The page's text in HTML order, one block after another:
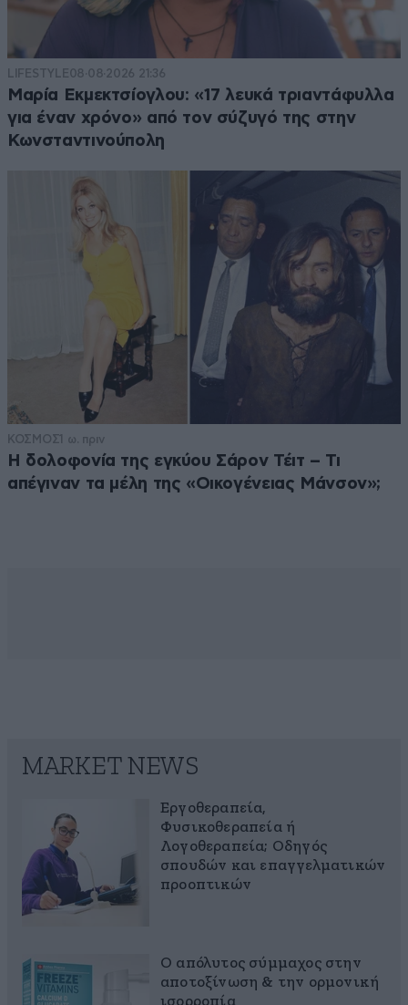
LIFESTYLE08·08·2026 21:36
Μαρία Εκμεκτσίογλου: «17 λευκά τριαντάφυλλα
για έναν χρόνο» από τον σύζυγό της στην
Κωνσταντινούπολη
ΚΟΣΜΟΣ1 ω. πριν
Η δολοφονία της εγκύου Σάρον Τέιτ – Τι
απέγιναν τα μέλη της «Οικογένειας Μάνσον»;
MARKET NEWS
Εργοθεραπεία,
Φυσικοθεραπεία ή
Λογοθεραπεία; Οδηγός
σπουδών και επαγγελματικών
προοπτικών
Ο απόλυτος σύμμαχος στην
αποτοξίνωση & την ορμονική